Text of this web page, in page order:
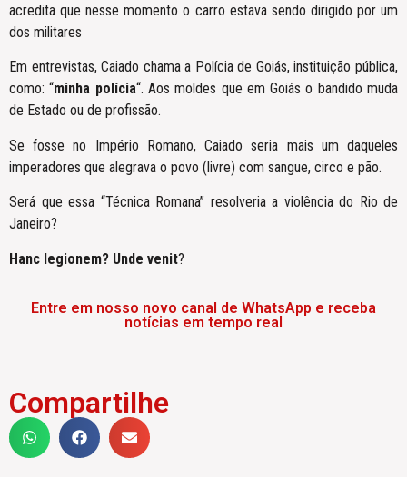
acredita que nesse momento o carro estava sendo dirigido por um
dos militares
Em entrevistas, Caiado chama a Polícia de Goiás, instituição pública,
como: “minha polícia“. Aos moldes que em Goiás o bandido muda
de Estado ou de profissão.
Se fosse no Império Romano, Caiado seria mais um daqueles
imperadores que alegrava o povo (livre) com sangue, circo e pão.
Será que essa “Técnica Romana” resolveria a violência do Rio de
Janeiro?
Hanc legionem? Unde venit?
Entre em nosso novo canal de WhatsApp e receba
notícias em tempo real
Compartilhe